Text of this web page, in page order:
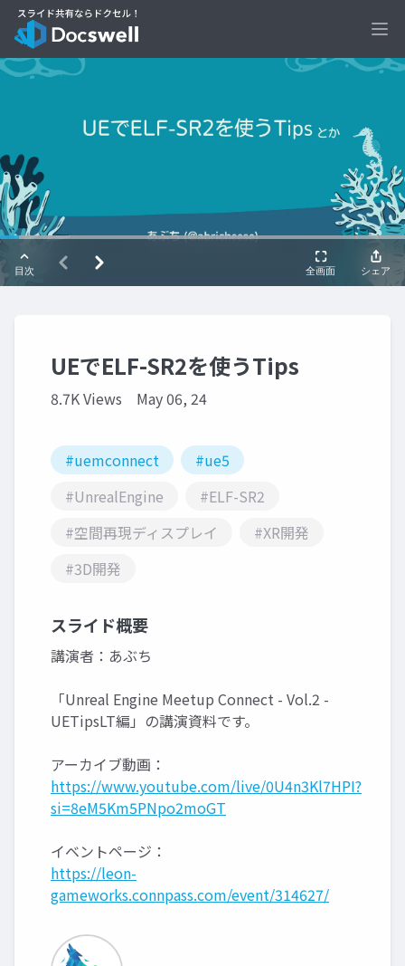
UEでELF-SR2を使うTips
8.7K Views May 06, 24
#uemconnect
#ue5
#UnrealEngine
#ELF-SR2
#空間再現ディスプレイ
#XR開発
#3D開発
スライド概要
講演者：あぶち
「Unreal Engine Meetup Connect - Vol.2 -
UETipsLT編」の講演資料です。
アーカイブ動画：
https://www.youtube.com/live/0U4n3Kl7HPI?
si=8eM5Km5PNpo2moGT
イベントページ：
https://leon-
gameworks.connpass.com/event/314627/